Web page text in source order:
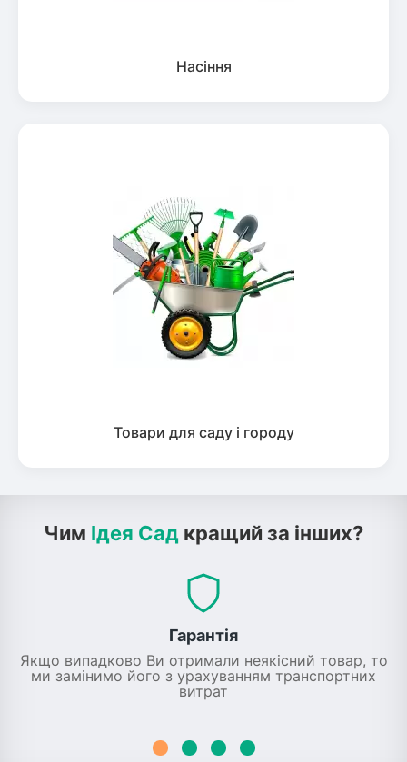
Насіння
Товари для саду і городу
Чим Ідея Сад кращий за інших?
Гарантія
Якщо випадково Ви отримали неякісний товар, то
ми замінимо його з урахуванням транспортних
витрат